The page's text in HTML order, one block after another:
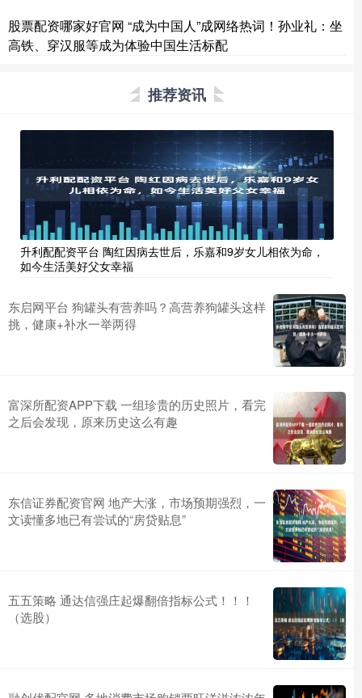
股票配资哪家好官网 “成为中国人”成网络热词！孙业礼：坐
高铁、穿汉服等成为体验中国生活标配
推荐资讯
升利配配资平台 陶红因病去世后，乐嘉和9岁女儿相依为命，
如今生活美好父女幸福
东启网平台 狗罐头有营养吗？高营养狗罐头这样
挑，健康+补水一举两得
富深所配资APP下载 一组珍贵的历史照片，看完
之后会发现，原来历史这么有趣
东信证券配资官网 地产大涨，市场预期强烈，一
文读懂多地已有尝试的“房贷贴息”
五五策略 通达信强庄起爆翻倍指标公式！！！
（选股）